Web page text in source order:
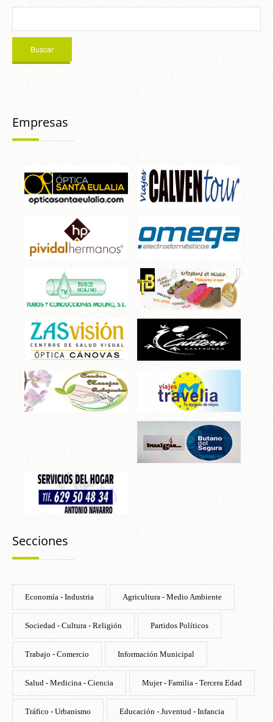
Empresas
Secciones
Economía - Industria Agricultura - Medio Ambiente
Sociedad - Cultura - Religión Partidos Políticos
Trabajo - Comercio Información Municipal
Salud - Medicina - Ciencia Mujer - Familia - Tercera Edad
Tráfico - Urbanismo Educación - Juventud - Infancia